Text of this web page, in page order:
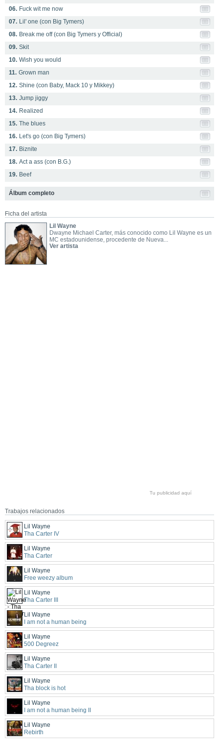
06. Fuck wit me now
07. Lil' one (con Big Tymers)
08. Break me off (con Big Tymers y Official)
09. Skit
10. Wish you would
11. Grown man
12. Shine (con Baby, Mack 10 y Mikkey)
13. Jump jiggy
14. Realized
15. The blues
16. Let's go (con Big Tymers)
17. Biznite
18. Act a ass (con B.G.)
19. Beef
Álbum completo
Ficha del artista
Lil Wayne
Dwayne Michael Carter, más conocido como Lil Wayne es un
MC estadounidense, procedente de Nueva...
Ver artista
Tu publicidad aquí
Trabajos relacionados
Lil Wayne
Tha Carter IV
Lil Wayne
Tha Carter
Lil Wayne
Free weezy album
Lil Wayne
Tha Carter III
Lil Wayne
I am not a human being
Lil Wayne
500 Degreez
Lil Wayne
Tha Carter II
Lil Wayne
Tha block is hot
Lil Wayne
I am not a human being II
Lil Wayne
Rebirth